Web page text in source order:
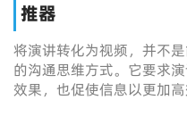
推器
将演讲转化为视频，并不
的沟通思维方式。它要求
效果，也促使信息以更加